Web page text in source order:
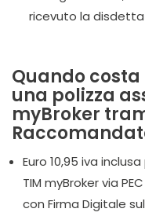
ricevuto la disdetta
Quando
una polizza
myBroker
Euro 10,95 iva
TIM myBroker via
con Firma Digitale